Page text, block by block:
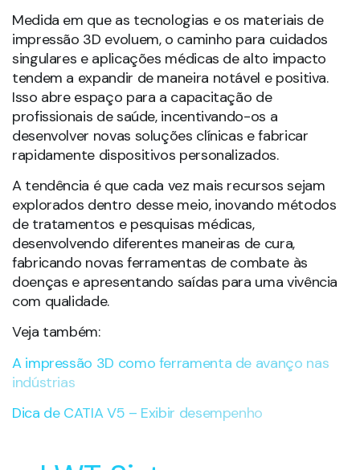
Medida em que as tecnologias e os materiais de
impressão 3D evoluem, o caminho para cuidados
singulares e aplicações médicas de alto impacto
tendem a expandir de maneira notável e positiva.
Isso abre espaço para a capacitação de
profissionais de saúde, incentivando-os a
desenvolver novas soluções clínicas e fabricar
rapidamente dispositivos personalizados.
A tendência é que cada vez mais recursos sejam
explorados dentro desse meio, inovando métodos
de tratamentos e pesquisas médicas,
desenvolvendo diferentes maneiras de cura,
fabricando novas ferramentas de combate às
doenças e apresentando saídas para uma vivência
com qualidade.
Veja também:
A impressão 3D como ferramenta de avanço nas
indústrias
Dica de CATIA V5 – Exibir desempenho